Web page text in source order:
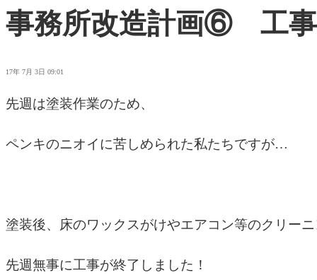
事務所改造計画⑥ 工
17年 7月 3日 09:01
先週は塗装作業のため、
ペンキのニオイに苦しめられた私たちですが…
塗装後、床のワックスがけやエアコン等のクリー
先週無事に工事が終了しました！